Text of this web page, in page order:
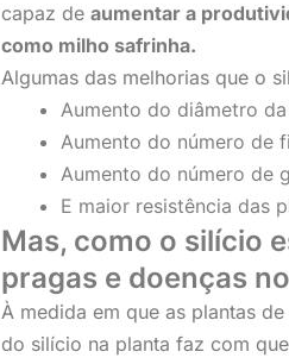
capaz de aumentar a
como milho safrinha.
Algumas das melhorias que o
Aumento do diâmetro
Aumento do número de
Aumento do número de
E maior resistência das
Mas, como o silício
pragas e doenças
À medida em que as plantas
do silício na planta faz com